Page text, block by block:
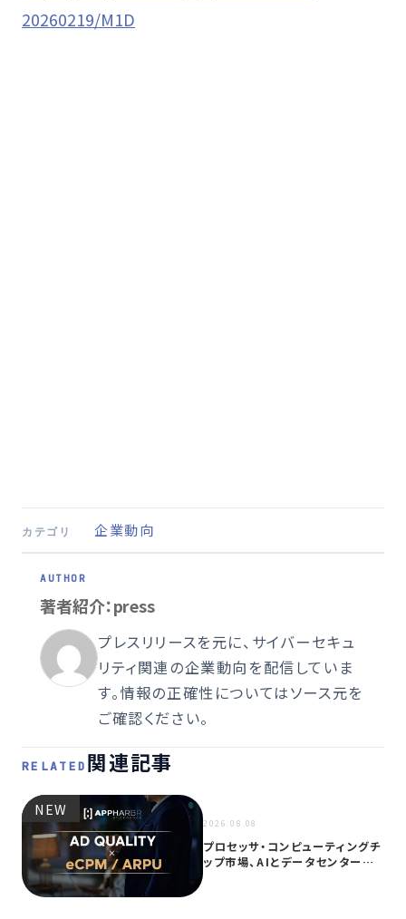
20260219/M1D
カテゴリ 企業動向
著者紹介：press
プレスリリースを元に、サイバーセキュ
リティ関連の企業動向を配信していま
す。情報の正確性についてはソース元を
ご確認ください。
RELATED 関連記事
NEW
2026.08.08
プロセッサ・コンピューティングチ
ップ市場、AIとデータセンター需